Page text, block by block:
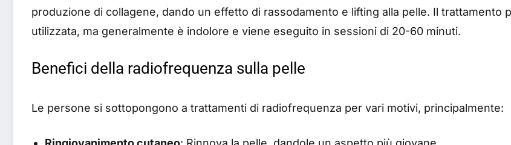
produzione di collagene, dando un effetto di rassodamento e lifting alla pelle. Il trattamento
utilizzata, ma generalmente è indolore e viene eseguito in sessioni di 20-60 minuti.
Benefici della radiofrequenza sulla pelle
Le persone si sottopongono a trattamenti di radiofrequenza per vari motivi, principalmente: